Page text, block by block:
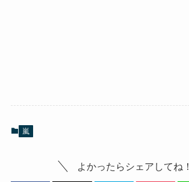
嵐
よかったらシェアしてね！